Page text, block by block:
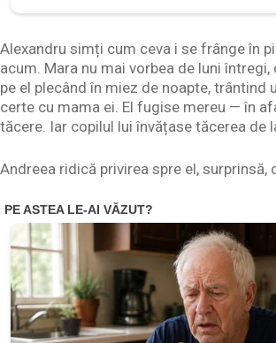
Alexandru simți cum ceva i se frânge în
acum. Mara nu mai vorbea de luni întregi,
pe el plecând în miez de noapte, trântind
certe cu mama ei. El fugise mereu — în
tăcere. Iar copilul lui învățase tăcerea de
Andreea ridică privirea spre el, surprinsă,